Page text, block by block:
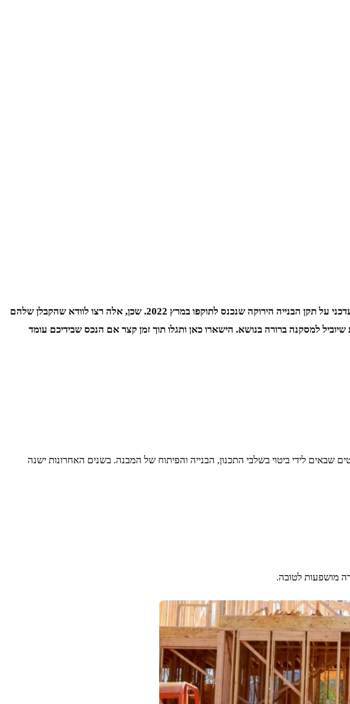
כתבה מרתקת שעלתה לפני כמה ימים לאתר נדל"ן מוכר, הובילה להתעניינות ערה מצד הקוראים שביקשו לקבל מידע עדכני על תקן הבנייה הירוקה שנכנס לתוקפו במרץ 2022. שכן, אלה רצו לוודא שהקבלן שלהם
למסקנה ברורה בנושא. הישארו כאן ותגלו תוך זמן קצר אם הנכס שבידיכם עומד
שבאים לידי ביטוי בשלבי התכנון, הבנייה והפיתוח של המבנה. בשנים האחרונות ישנה
מושפעות לטובה.